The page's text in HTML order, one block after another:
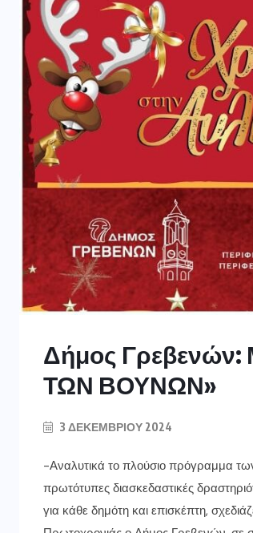
Δήμος Γρεβενών:
ΤΩΝ ΒΟΥΝΩΝ»
3 ΔΕΚΕΜΒΡΊΟΥ 2024
-Αναλυτικά το πλούσιο πρόγραμμα
πρωτότυπες διασκεδαστικές
για κάθε δημότη και επισκέπτη,